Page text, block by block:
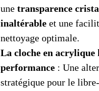
une transparence
inaltérable et une
nettoyage optimale.
La cloche en acrylique
performance : Une
stratégique pour le